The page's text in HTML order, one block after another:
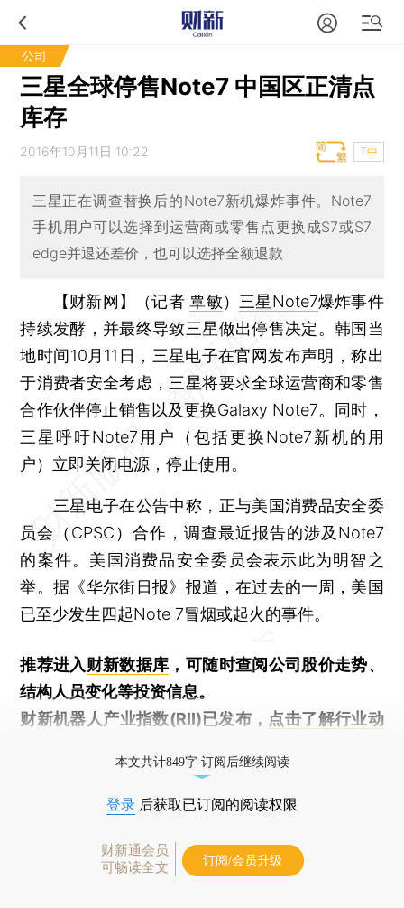
公司
三星全球停售Note7 中国区正清点
库存
2016年10月11日 10:22 T中
三星正在调查替换后的Note7新机爆炸事件。Note7
手机用户可以选择到运营商或零售点更换成S7或S7
edge并退还差价，也可以选择全额退款
【财新网】（记者覃敏） 三星Note7爆炸事件
持续发酵，并最终导致三星做出停售决定。韩国当
地时间10月11日，三星电子在官网发布声明，称出
于消费者安全考虑，三星将要求全球运营商和零售
合作伙伴停止销售以及更换Galaxy Note7。同时，
三星呼吁Note7用户（包括更换Note7新机的用
户）立即关闭电源，停止使用。
三星电子在公告中称，正与美国消费品安全委
员会（CPSC）合作，调查最近报告的涉及Note7
的案件。美国消费品安全委员会表示此为明智之
举。据《华尔街日报》报道，在过去的一周，美国
已至少发生四起Note 7冒烟或起火的事件。
推荐进入财新数据库 ，可随时查阅公司股价走势、
结构人员变化等投资信息。
财新机器人产业指数(RII)已发布， 点击了解行业动
本文共计849字 订阅后继续阅读
登录 后获取已订阅的阅读权限
财新通会员
可畅读全文
订阅/会员升级